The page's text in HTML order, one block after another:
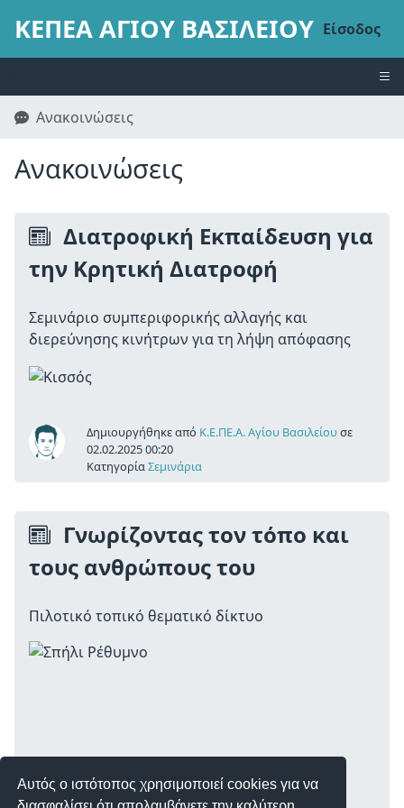
Αυτός ο ιστότοπος χρησιμοποιεί cookies για να
ΚΕΠΕΑ ΑΓΙΟΥ ΒΑΣΙΛΕΙΟΥ Είσοδος
Ανακοινώσεις
Ανακοινώσεις
Διατροφική Εκπαίδευση για
την Κρητική Διατροφή
Σεμινάριο συμπεριφορικής αλλαγής και
διερεύνησης κινήτρων για τη λήψη απόφασης
Δημιουργήθηκε από Κ.Ε.ΠΕ.Α. Αγίου Βασιλείουσε
02.02.2025 00:20
ΚατηγορίαΣεμινάρια
Γνωρίζοντας τον τόπο και
τους ανθρώπους του
Πιλοτικό τοπικό θεματικό δίκτυο